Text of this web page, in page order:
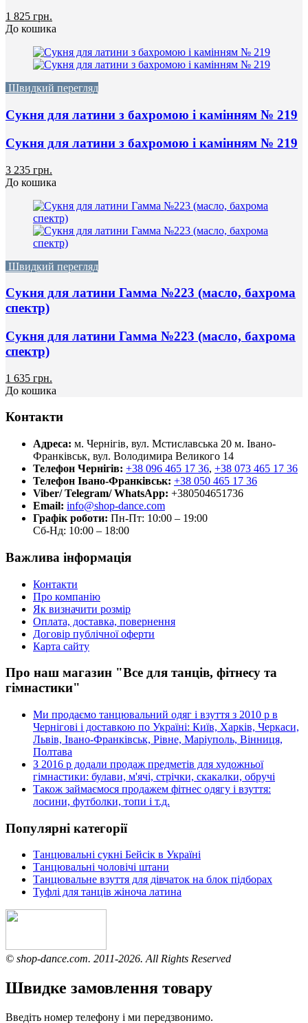
1 825 грн.
До кошика
Швидкий перегляд
Сукня для латини з бахромою і камінням № 219
Сукня для латини з бахромою і камінням № 219
3 235 грн.
До кошика
Швидкий перегляд
Сукня для латини Гамма №223 (масло, бахрома
спектр)
Сукня для латини Гамма №223 (масло, бахрома
спектр)
1 635 грн.
До кошика
Контакти
Адреса: м. Чернігів, вул. Мстиславська 20 м. Івано-
Франківськ, вул. Володимира Великого 14
Телефон Чернігів: +38 096 465 17 36, +38 073 465 17 36
Телефон Івано-Франківськ: +38 050 465 17 36
Viber/ Telegram/ WhatsApp: +380504651736
Email: info@shop-dance.com
Графік роботи: Пн-Пт: 10:00 – 19:00
Сб-Нд: 10:00 – 18:00
Важлива інформація
Контакти
Про компанію
Як визначити розмір
Оплата, доставка, повернення
Договір публічної оферти
Карта сайту
Про наш магазин "Все для танців, фітнесу та
гімнастики"
Ми продаємо танцювальний одяг і взуття з 2010 р в
Чернігові і доставкою по Україні: Київ, Харків, Черкаси,
Львів, Івано-Франківськ, Рівне, Маріуполь, Вінниця,
Полтава
З 2016 р додали продаж предметів для художньої
гімнастики: булави, м'ячі, стрічки, скакалки, обручі
Також займаємося продажем фітнес одягу і взуття:
лосини, футболки, топи і т.д.
Популярні категорії
Танцювальні сукні Бейсік в Україні
Танцювальні чоловічі штани
Танцювальне взуття для дівчаток на блок підборах
Туфлі для танців жіноча латина
© shop-dance.com. 2011-2026. All Rights Reserved
Швидке замовлення товару
Введіть номер телефону і ми передзвонимо.